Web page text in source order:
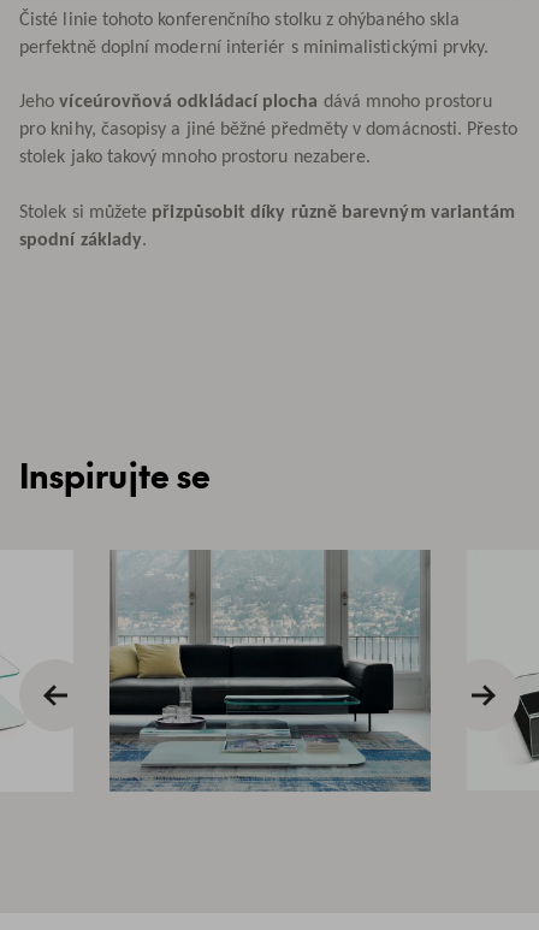
Čisté linie tohoto konferenčního stolku z ohýbaného skla
perfektně doplní moderní interiér s minimalistickými prvky.
Jehovíceúrovňová odkládací plocha dává mnoho prostoru
pro knihy, časopisy a jiné běžné předměty v domácnosti. Přesto
stolek jako takový mnoho prostoru nezabere.
Stolek si můžete přizpůsobit díky různě barevným variantám
spodní základy.
Inspirujte se